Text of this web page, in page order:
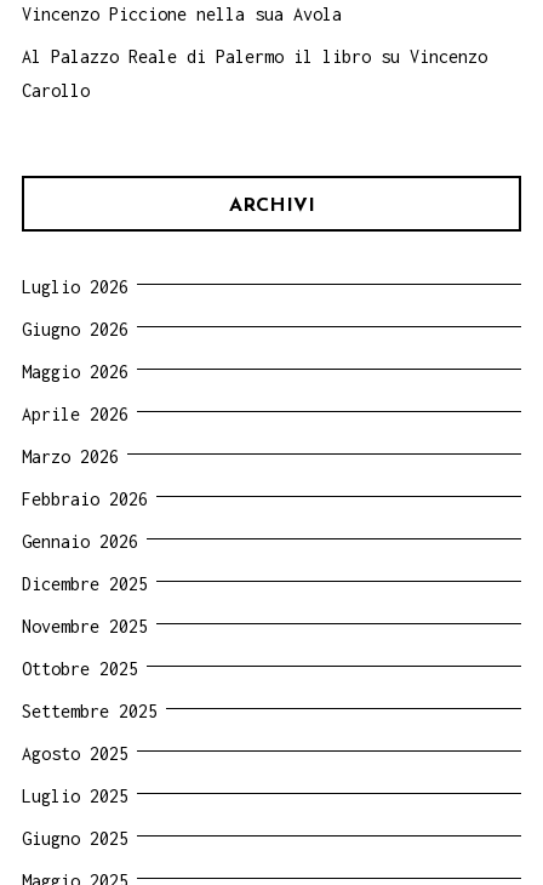
Vincenzo Piccione nella sua Avola
Al Palazzo Reale di Palermo il libro su Vincenzo
Carollo
ARCHIVI
Luglio 2026
Giugno 2026
Maggio 2026
Aprile 2026
Marzo 2026
Febbraio 2026
Gennaio 2026
Dicembre 2025
Novembre 2025
Ottobre 2025
Settembre 2025
Agosto 2025
Luglio 2025
Giugno 2025
Maggio 2025